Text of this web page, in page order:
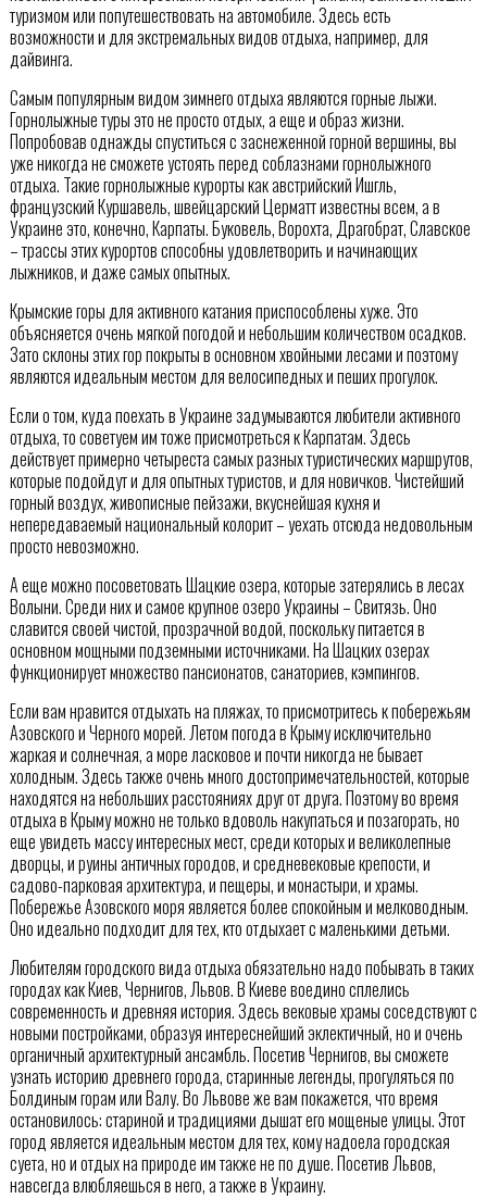
туризмом или попутешествовать на автомобиле. Здесь есть
возможности и для экстремальных видов отдыха, например, для
дайвинга.
Самым популярным видом зимнего отдыха являются горные лыжи.
Горнолыжные туры это не просто отдых, а еще и образ жизни.
Попробовав однажды спуститься с заснеженной горной вершины, вы
уже никогда не сможете устоять перед соблазнами горнолыжного
отдыха. Такие горнолыжные курорты как австрийский Ишгль,
французский Куршавель, швейцарский Церматт известны всем, а в
Украине это, конечно, Карпаты. Буковель, Ворохта, Драгобрат, Славское
– трассы этих курортов способны удовлетворить и начинающих
лыжников, и даже самых опытных.
Крымские горы для активного катания приспособлены хуже. Это
объясняется очень мягкой погодой и небольшим количеством осадков.
Зато склоны этих гор покрыты в основном хвойными лесами и поэтому
являются идеальным местом для велосипедных и пеших прогулок.
Если о том, куда поехать в Украине задумываются любители активного
отдыха, то советуем им тоже присмотреться к Карпатам. Здесь
действует примерно четыреста самых разных туристических маршрутов,
которые подойдут и для опытных туристов, и для новичков. Чистейший
горный воздух, живописные пейзажи, вкуснейшая кухня и
непередаваемый национальный колорит – уехать отсюда недовольным
просто невозможно.
А еще можно посоветовать Шацкие озера, которые затерялись в лесах
Волыни. Среди них и самое крупное озеро Украины – Свитязь. Оно
славится своей чистой, прозрачной водой, поскольку питается в
основном мощными подземными источниками. На Шацких озерах
функционирует множество пансионатов, санаториев, кэмпингов.
Если вам нравится отдыхать на пляжах, то присмотритесь к побережьям
Азовского и Черного морей. Летом погода в Крыму исключительно
жаркая и солнечная, а море ласковое и почти никогда не бывает
холодным. Здесь также очень много достопримечательностей, которые
находятся на небольших расстояниях друг от друга. Поэтому во время
отдыха в Крыму можно не только вдоволь накупаться и позагорать, но
еще увидеть массу интересных мест, среди которых и великолепные
дворцы, и руины античных городов, и средневековые крепости, и
садово-парковая архитектура, и пещеры, и монастыри, и храмы.
Побережье Азовского моря является более спокойным и мелководным.
Оно идеально подходит для тех, кто отдыхает с маленькими детьми.
Любителям городского вида отдыха обязательно надо побывать в таких
городах как Киев, Чернигов, Львов. В Киеве воедино сплелись
современность и древняя история. Здесь вековые храмы соседствуют с
новыми постройками, образуя интереснейший эклектичный, но и очень
органичный архитектурный ансамбль. Посетив Чернигов, вы сможете
узнать историю древнего города, старинные легенды, прогуляться по
Болдиным горам или Валу. Во Львове же вам покажется, что время
остановилось: стариной и традициями дышат его мощеные улицы. Этот
город является идеальным местом для тех, кому надоела городская
суета, но и отдых на природе им также не по душе. Посетив Львов,
навсегда влюбляешься в него, а также в Украину.